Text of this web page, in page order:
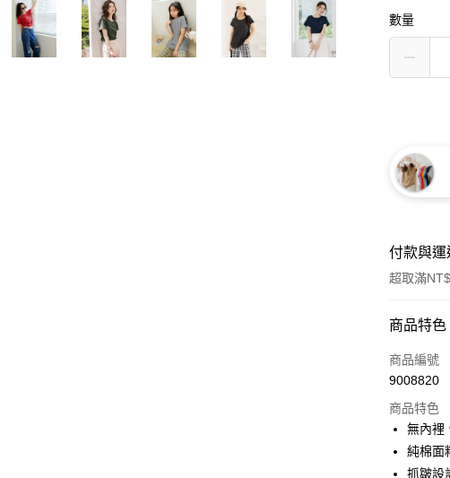
數量
付款與
超取滿
付款方式
信用卡一
超商取貨
LINE Pay
商品特色
商品編號
9008820
商品特色
無內裡
純棉面
抓皺設